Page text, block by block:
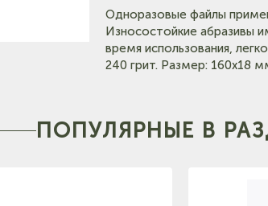
Тел: +7-903-947-9492
Тел: +7-960-965-6706
Одноразовые файлы
Износостойкие абразивы
время использования,
240 грит. Размер: 160х18
ПОПУЛЯРНЫЕ В